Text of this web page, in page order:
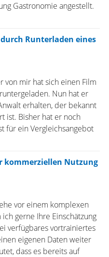
Gastronomie angestellt.
Runterladen eines
von mir hat sich einen Film
Nun hat er
erhalten, der bekannt
ist. Bisher hat er noch
für ein Vergleichsangebot
kommerziellen Nutzung
vor einem komplexen
gerne Ihre Einschätzung
verfügbares vortrainiertes
eigenen Daten weiter
dass es bereits auf